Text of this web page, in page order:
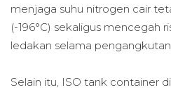
menjaga suhu nitrogen cair
(-196°C) sekaligus mencegah
ledakan selama
Selain itu, ISO tank container